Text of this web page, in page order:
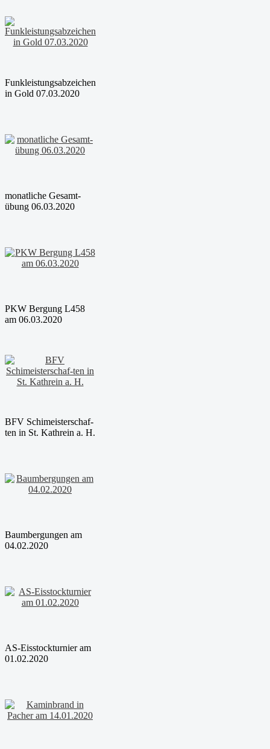
Funkleistungsabzeichen
in Gold 07.03.2020
monatliche Gesamt-
übung 06.03.2020
PKW Bergung L458
am 06.03.2020
BFV Schimeisterschaf-
ten in St. Kathrein a. H.
Baumbergungen am
04.02.2020
AS-Eisstockturnier am
01.02.2020